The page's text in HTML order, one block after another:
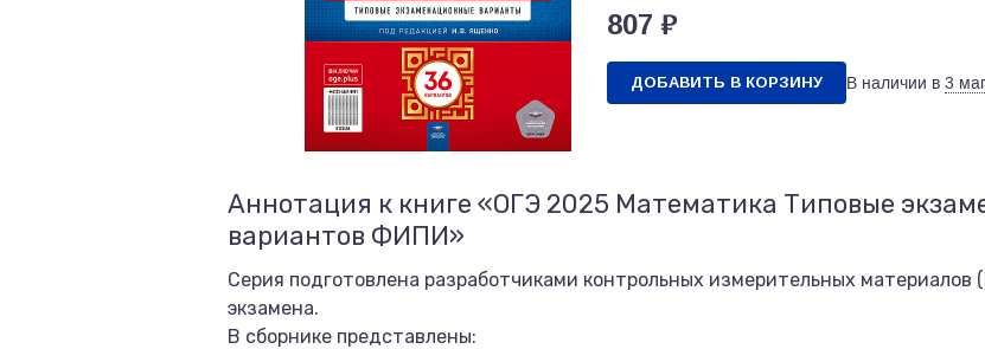
807 ₽
ДОБАВИТЬ В КОРЗИНУ В наличии в 3
Аннотация к книге «ОГЭ 2025 Математика Типовые
вариантов ФИПИ»
Серия подготовлена разработчиками контрольных измерительных материалов
экзамена.
В сборнике представлены: